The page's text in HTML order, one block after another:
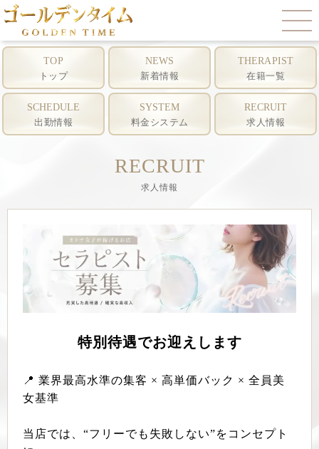
求人情報
TOP
トップ
NEWS
新着情報
THERAPIST
在籍一覧
SCHEDULE
出勤情報
SYSTEM
料金システム
RECRUIT
求人情報
RECRUIT
求人情報
特別待遇でお迎えします
📍 業界最高水準の集客 × 高単価バック × 全員美
女基準
当店では、“フリーでも失敗しない”をコンセプト